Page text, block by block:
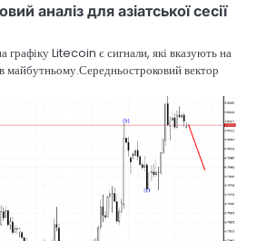
аналіз для азіатської сесії
графіку Litecoin є сигнали, які вказують на
майбутньому.Середньостроковий вектор